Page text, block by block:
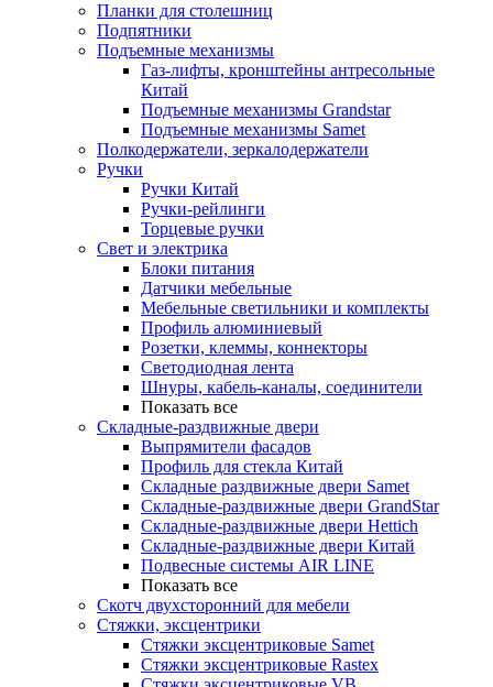
Планки для столешниц
Подпятники
Подъемные механизмы
Газ-лифты, кронштейны антресольные
Китай
Подъемные механизмы Grandstar
Подъемные механизмы Samet
Полкодержатели, зеркалодержатели
Ручки
Ручки Китай
Ручки-рейлинги
Торцевые ручки
Свет и электрика
Блоки питания
Датчики мебельные
Мебельные светильники и комплекты
Профиль алюминиевый
Розетки, клеммы, коннекторы
Светодиодная лента
Шнуры, кабель-каналы, соединители
Показать все
Складные-раздвижные двери
Выпрямители фасадов
Профиль для стекла Китай
Складные раздвижные двери Samet
Складные-раздвижные двери GrandStar
Складные-раздвижные двери Hettich
Складные-раздвижные двери Китай
Подвесные системы AIR LINE
Показать все
Скотч двухсторонний для мебели
Стяжки, эксцентрики
Cтяжки эксцентриковые Samet
Стяжки эксцентриковые Rastex